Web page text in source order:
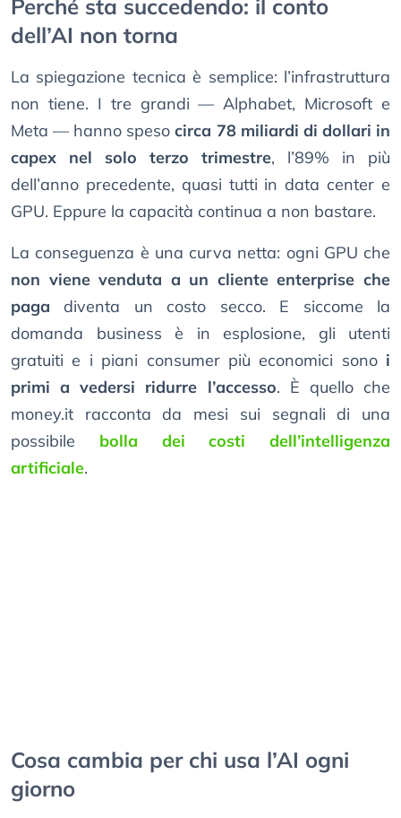
Perché sta succedendo: il conto
dell’AI non torna
La spiegazione tecnica è semplice: l’infrastruttura
non tiene. I tre grandi — Alphabet, Microsoft e
Meta — hanno spesocirca 78 miliardi di dollari in
capex nel solo terzo trimestre, l’89% in più
dell’anno precedente, quasi tutti in data center e
GPU. Eppure la capacità continua a non bastare.
La conseguenza è una curva netta: ogni GPU che
non viene venduta a un cliente enterprise che
paga diventa un costo secco. E siccome la
domanda business è in esplosione, gli utenti
gratuiti e i piani consumer più economici sono i
primi a vedersi ridurre l’accesso. È quello che
money.it racconta da mesi sui segnali di una
possibile bolla dei costi dell’intelligenza
artificiale.
Cosa cambia per chi usa l’AI ogni
giorno